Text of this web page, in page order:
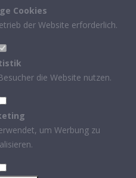
Cookies
der Website erforderlich.
die Website nutzen.
um Werbung zu